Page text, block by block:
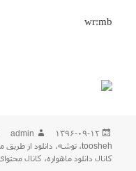
wr:mb
ارسال
شده
در
۱۳۹۶-۰۹-۱۲ نویسنده
admin
toosheh،توشه، دانلود از طریق
کانال دانلود ماهواره، کانال